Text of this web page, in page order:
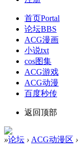
首页Portal
论坛BBS
ACG漫画
小说txt
cos图集
ACG游戏
ACG动漫
百度秒传
返回顶部
»论坛 › ACG动漫区 ›